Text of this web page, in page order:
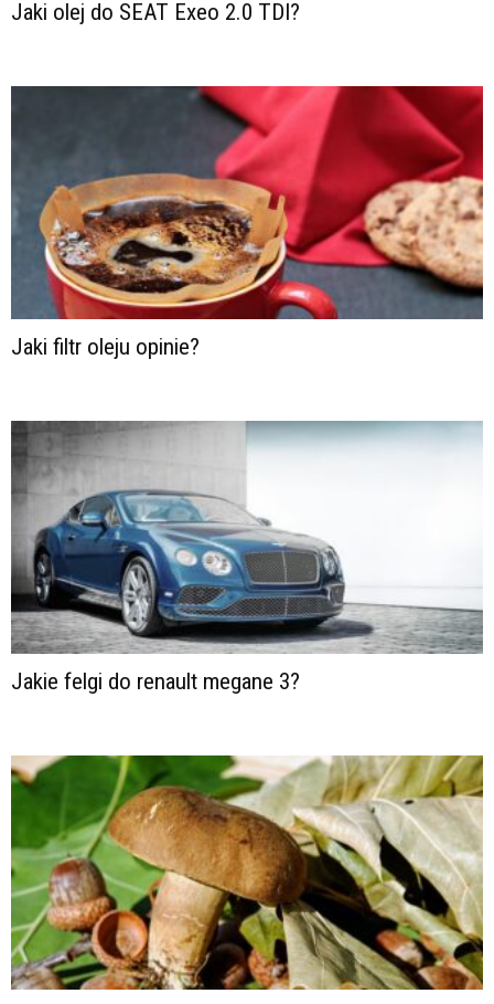
Jaki olej do SEAT Exeo 2.0 TDI?
Jaki filtr oleju opinie?
Jakie felgi do renault megane 3?